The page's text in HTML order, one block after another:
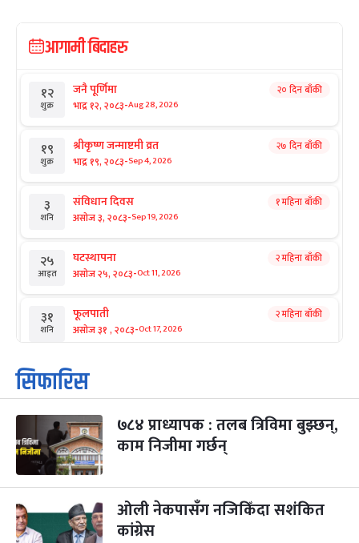
आगामी बिदाहरु
१२
शुक्र
जनै पूर्णिमा
भाद्र १२, २०८३-Aug 28, 2026
२० दिन बाँकी
१९
शुक्र
श्रीकृष्ण जन्माष्टमी व्रत
भाद्र १९, २०८३-Sep 4, 2026
२७ दिन बाँकी
३
शनि
संविधान दिवस
असोज ३, २०८३-Sep 19, 2026
१ महिना बाँकी
२५
आइत
घटस्थापना
असोज २५, २०८३-Oct 11, 2026
२ महिना बाँकी
३१
शनि
फूलपाती
असोज ३१ , २०८३-Oct 17, 2026
२ महिना बाँकी
१
आइत
कार्तिक सङ्क्रान्ति
कार्तिक १, २०८३
३
मंगल
महानवमी
कार्तिक ३, २०८३-Oct 20, 2026
२ महिना बाँकी
४
कार्तिक ४, २०८३ Oct 21, 2026
पापा‌ङ्कुशा एकादशी व्रत
सिफारिस
७८४ प्राध्यापक : तलब त्रिविमा बुझ्छन्,
काम निजीमा गर्छन्
ओली नेकपासँग नजिकिँदा सशंकित
कांग्रेस